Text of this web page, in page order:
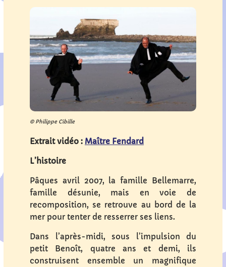
© Philippe Cibille
Extrait vidéo : Maître Fendard
L’histoire
Pâques avril 2007, la famille Bellemarre,
famille désunie, mais en voie de
recomposition, se retrouve au bord de la
mer pour tenter de resserrer ses liens.
Dans l’après-midi, sous l’impulsion du
petit Benoît, quatre ans et demi, ils
construisent ensemble un magnifique